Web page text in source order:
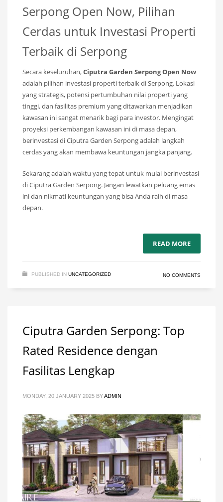
Serpong Open Now, Pilihan
Cerdas untuk Investasi Properti
Terbaik di Serpong
Secara keseluruhan,Ciputra Garden Serpong Open Now
adalah pilihan investasi properti terbaik di Serpong. Lokasi
yang strategis, potensi pertumbuhan nilai properti yang
tinggi, dan fasilitas premium yang ditawarkan menjadikan
kawasan ini sangat menarik bagi para investor. Mengingat
proyeksi perkembangan kawasan ini di masa depan,
berinvestasi di Ciputra Garden Serpong adalah langkah
cerdas yang akan membawa keuntungan jangka panjang.
Sekarang adalah waktu yang tepat untuk mulai berinvestasi
di Ciputra Garden Serpong. Jangan lewatkan peluang emas
ini dan nikmati keuntungan yang bisa Anda raih di masa
depan.
READ MORE
PUBLISHED IN UNCATEGORIZED NO COMMENTS
Ciputra Garden Serpong: Top
Rated Residence dengan
Fasilitas Lengkap
MONDAY, 20 JANUARY 2025 BYADMIN